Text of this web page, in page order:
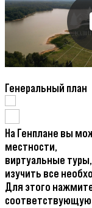
Генеральный план
На Генплане вы
местности,
виртуальные туры,
изучить все
Для этого
соответствующую